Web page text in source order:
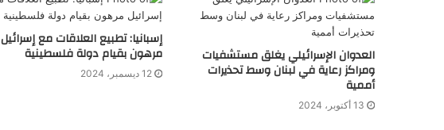
العدوان الإسرائيلي يغلق مستشفيات
ومراكز رعاية في لبنان وسط تحذيرات
أممية
13 أكتوبر، 2024
إسبانيا: تطبيع العلاقات مع إسرائيل
مرهون بقيام دولة فلسطينية
12 ديسمبر، 2024